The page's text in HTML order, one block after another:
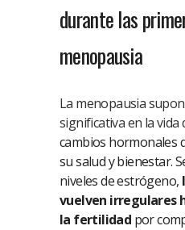
durante las
menopausia
La menopausia
significativa en la vida
cambios hormonales
su salud y bienestar.
niveles de estrógeno,
vuelven irregulares
la fertilidad por